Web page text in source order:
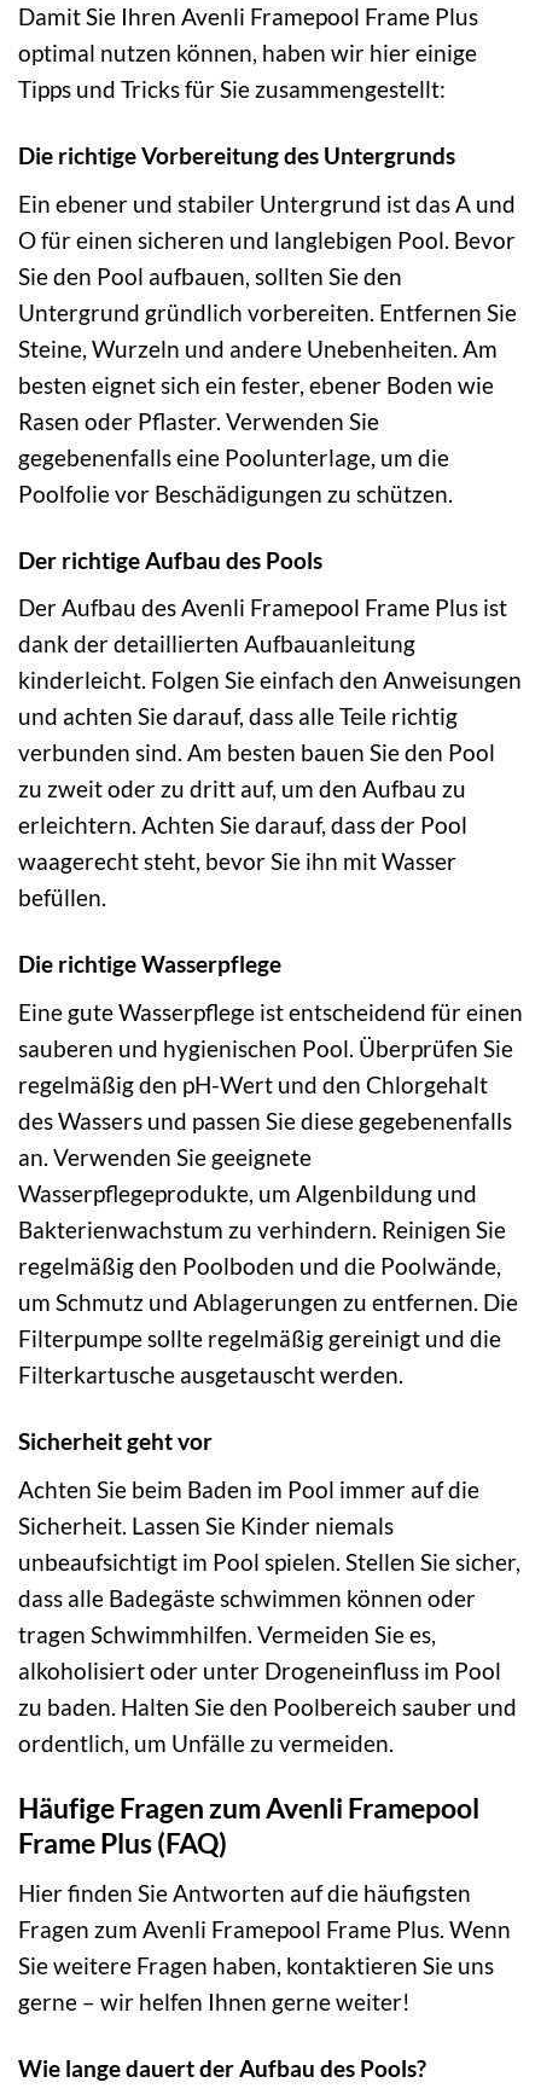
Damit Sie Ihren Avenli Framepool Frame Plus
optimal nutzen können, haben wir hier einige
Tipps und Tricks für Sie zusammengestellt:
Die richtige Vorbereitung des Untergrunds
Ein ebener und stabiler Untergrund ist das A und
O für einen sicheren und langlebigen Pool. Bevor
Sie den Pool aufbauen, sollten Sie den
Untergrund gründlich vorbereiten. Entfernen Sie
Steine, Wurzeln und andere Unebenheiten. Am
besten eignet sich ein fester, ebener Boden wie
Rasen oder Pflaster. Verwenden Sie
gegebenenfalls eine Poolunterlage, um die
Poolfolie vor Beschädigungen zu schützen.
Der richtige Aufbau des Pools
Der Aufbau des Avenli Framepool Frame Plus ist
dank der detaillierten Aufbauanleitung
kinderleicht. Folgen Sie einfach den Anweisungen
und achten Sie darauf, dass alle Teile richtig
verbunden sind. Am besten bauen Sie den Pool
zu zweit oder zu dritt auf, um den Aufbau zu
erleichtern. Achten Sie darauf, dass der Pool
waagerecht steht, bevor Sie ihn mit Wasser
befüllen.
Die richtige Wasserpflege
Eine gute Wasserpflege ist entscheidend für einen
sauberen und hygienischen Pool. Überprüfen Sie
regelmäßig den pH-Wert und den Chlorgehalt
des Wassers und passen Sie diese gegebenenfalls
an. Verwenden Sie geeignete
Wasserpflegeprodukte, um Algenbildung und
Bakterienwachstum zu verhindern. Reinigen Sie
regelmäßig den Poolboden und die Poolwände,
um Schmutz und Ablagerungen zu entfernen. Die
Filterpumpe sollte regelmäßig gereinigt und die
Filterkartusche ausgetauscht werden.
Sicherheit geht vor
Achten Sie beim Baden im Pool immer auf die
Sicherheit. Lassen Sie Kinder niemals
unbeaufsichtigt im Pool spielen. Stellen Sie sicher,
dass alle Badegäste schwimmen können oder
tragen Schwimmhilfen. Vermeiden Sie es,
alkoholisiert oder unter Drogeneinfluss im Pool
zu baden. Halten Sie den Poolbereich sauber und
ordentlich, um Unfälle zu vermeiden.
Häufige Fragen zum Avenli Framepool
Frame Plus (FAQ)
Hier finden Sie Antworten auf die häufigsten
Fragen zum Avenli Framepool Frame Plus. Wenn
Sie weitere Fragen haben, kontaktieren Sie uns
gerne – wir helfen Ihnen gerne weiter!
Wie lange dauert der Aufbau des Pools?